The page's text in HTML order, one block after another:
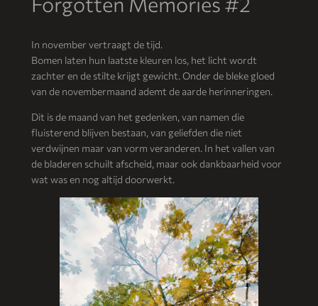
In november vertraagt de tijd.
Bomen laten hun laatste kleuren los, het licht wordt
zachter en de stilte krijgt gewicht. Onder de bleke gloed
van de novembermaand ademt de aarde herinneringen.
Dit is de maand van het gedenken, van namen die
fluisterend blijven bestaan, van geliefden die niet
verdwijnen maar van vorm veranderen. In het vallen van
de bladeren schuilt afscheid, maar ook dankbaarheid voor
wat was en nog altijd doorwerkt.